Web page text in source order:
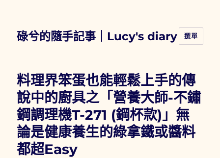
碌兮的隨手記事｜Lucy's diary 選單
料理界笨蛋也能輕鬆上手的傳
說中的廚具之「營養大師-不鏽
鋼調理機T-271 (鋼杯款)」無
論是健康養生的綠拿鐵或醬料
都超Easy